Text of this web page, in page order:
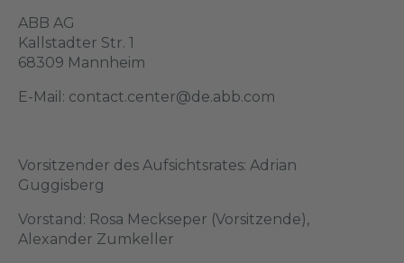
ABB AG
Kallstadter Str. 1
68309 Mannheim
E-Mail: contact.center@de.abb.com
Vorsitzender des Aufsichtsrates: Adrian
Guggisberg
Vorstand: Rosa Meckseper (Vorsitzende),
Alexander Zumkeller